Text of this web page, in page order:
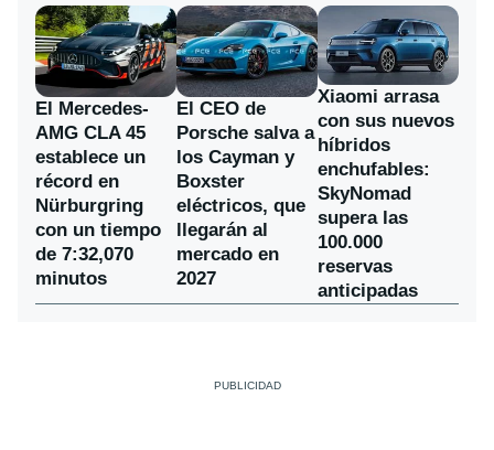
El Mercedes-
AMG CLA 45
establece un
récord en
Nürburgring
con un tiempo
de 7:32,070
minutos
El CEO de
Porsche salva a
los Cayman y
Boxster
eléctricos, que
llegarán al
mercado en
2027
Xiaomi arrasa
con sus nuevos
híbridos
enchufables:
SkyNomad
supera las
100.000
reservas
anticipadas